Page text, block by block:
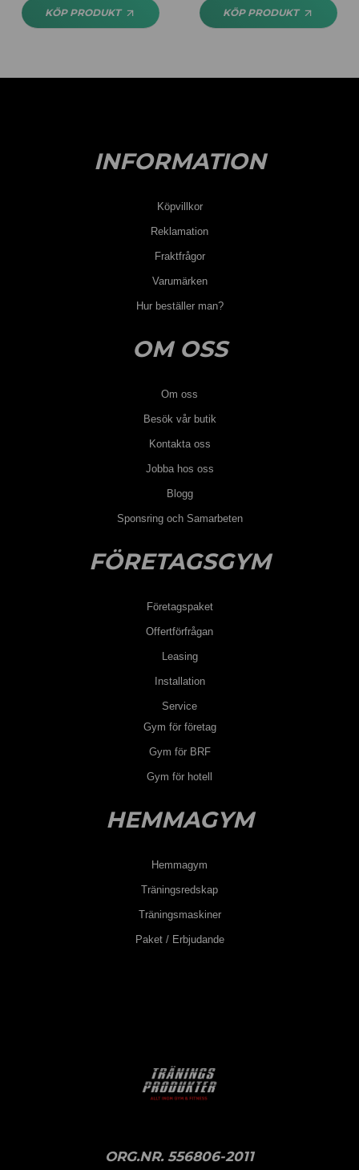
KÖP PRODUKT KÖP PRODUKT
INFORMATION
Köpvillkor
Reklamation
Fraktfrågor
Varumärken
Hur beställer man?
OM OSS
Om oss
Besök vår butik
Kontakta oss
Jobba hos oss
Blogg
Sponsring och Samarbeten
FÖRETAGSGYM
Företagspaket
Offertförfrågan
Leasing
Installation
Service
Gym för företag
Gym för BRF
Gym för hotell
HEMMAGYM
Hemmagym
Träningsredskap
Träningsmaskiner
Paket / Erbjudande
ORG.NR. 556806-2011